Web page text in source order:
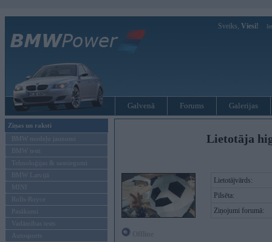
Sveiks, Viesi!
Galvenā Forums Galerijas
Ziņas un raksti
BMW modeļu jaunumi
BMW testi
Tehnoloģijas & sasniegumi
BMW Latvijā
MINI
Rolls-Royce
Pasākumi
Vadāmības tests
Autosports
Lietotāja
Lietotājvārds:
Pilsēta:
Ziņojumi forumā: